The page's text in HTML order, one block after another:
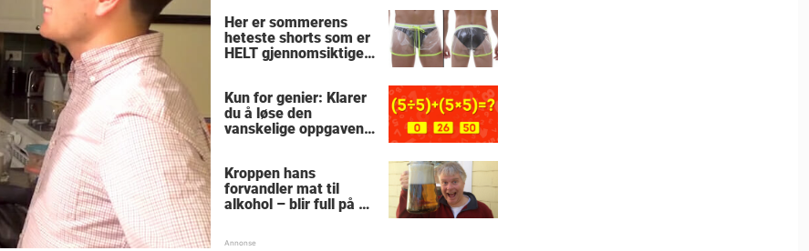
Her er sommerens
heteste shorts som er
HELT gjennomsiktige
Kun for genier: Klarer
du å løse den
vanskelige oppgaven
Kroppen hans
forvandler mat til
alkohol – blir full på et